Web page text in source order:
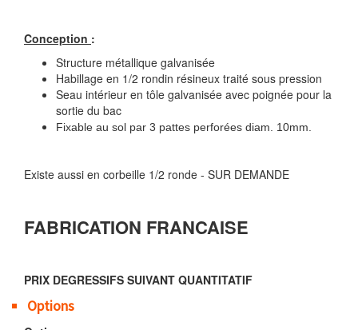
Conception :
Structure métallique galvanisée
Habillage en 1/2 rondin résineux traité sous pression
Seau intérieur en tôle galvanisée avec poignée pour la
sortie du bac
Fixable au sol par 3 pattes perforées diam. 10mm.
Existe aussi en corbeille 1/2 ronde - SUR DEMANDE
FABRICATION FRANCAISE
PRIX DEGRESSIFS SUIVANT QUANTITATIF
Options